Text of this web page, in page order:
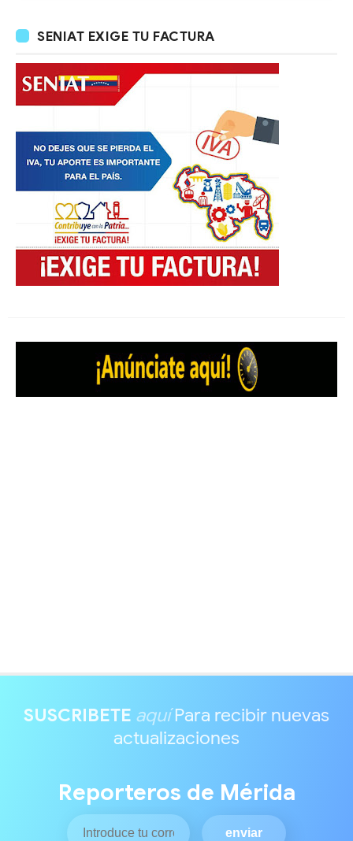
SENIAT EXIGE TU FACTURA
SUSCRIBETE aquíPara recibir nuevas
actualizaciones
Reporteros de Mérida